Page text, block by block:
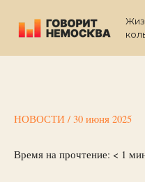
содержимому
НОВОСТИ / 30 июня 2025
Время на прочтение: < 1